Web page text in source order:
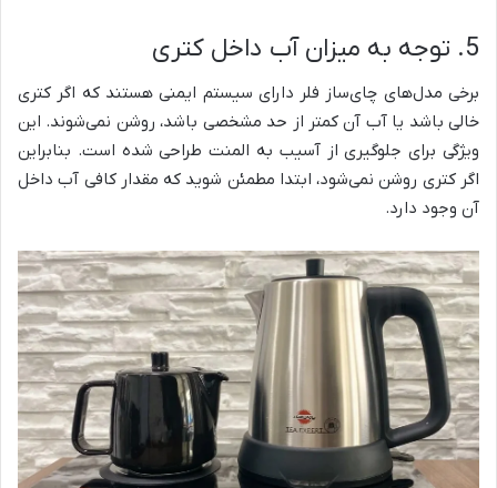
5. توجه به میزان آب داخل کتری
برخی مدل‌های چای‌ساز فلر دارای سیستم ایمنی هستند که اگر کتری
خالی باشد یا آب آن کمتر از حد مشخصی باشد، روشن نمی‌شوند. این
ویژگی برای جلوگیری از آسیب به المنت طراحی شده است. بنابراین
اگر کتری روشن نمی‌شود، ابتدا مطمئن شوید که مقدار کافی آب داخل
آن وجود دارد.